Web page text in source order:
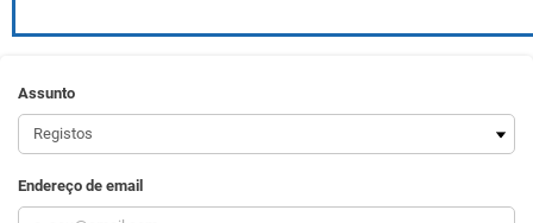
Assunto
Endereço de email